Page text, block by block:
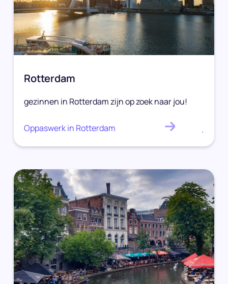
Rotterdam
gezinnen in Rotterdam zijn op zoek naar jou!
Oppaswerk in Rotterdam .